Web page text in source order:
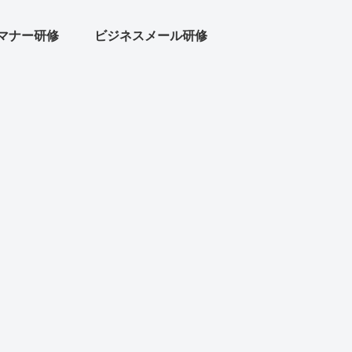
ナー研修 ビジネスメール研修